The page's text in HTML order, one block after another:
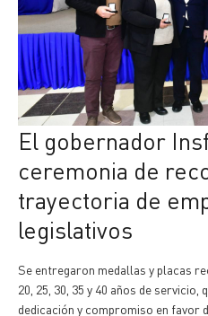
El gobernador Insfrán acompañó la
ceremonia de
trayectoria de
legislativos
Se entregaron medallas y placas
20, 25, 30, 35 y 40 años de
dedicación y compromiso en favor